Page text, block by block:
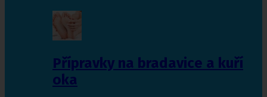
Přípravky na bradavice a kuří
oka